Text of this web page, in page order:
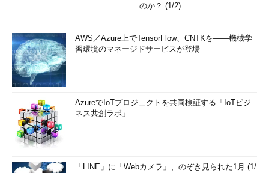
のか？ (1/2)
AWS／Azure上でTensorFlow、CNTKを――機械学
習環境のマネージドサービスが登場
AzureでIoTプロジェクトを共同検証する「IoTビジ
ネス共創ラボ」
「LINE」に「Webカメラ」、のぞき見られた1月 (1/